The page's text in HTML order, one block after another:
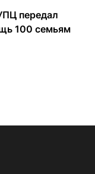
передал
100 семьям